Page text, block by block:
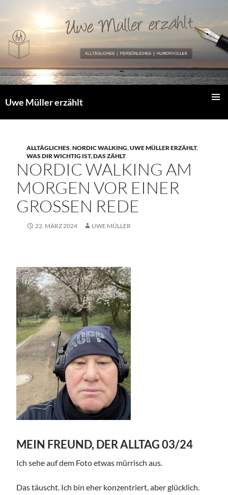
Inhalt
springen
Uwe Müller erzählt
MENÜ
ALLTÄGLICHES,NORDIC WALKING,UWE MÜLLER ERZÄHLT,
WAS DIR WICHTIG IST, DAS ZÄHLT
NORDIC WALKING AM
MORGEN VOR EINER
GROSSEN REDE
22. MÄRZ 2024 UWE MÜLLER
MEIN FREUND, DER ALLTAG 03/24
Ich sehe auf dem Foto etwas mürrisch aus.
Das täuscht. Ich bin eher konzentriert, aber glücklich.